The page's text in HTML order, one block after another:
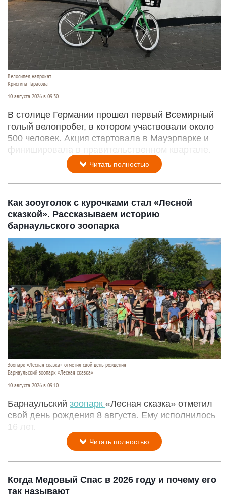
Велосипед напрокат.
Кристина Тарасова
10 августа 2026 в 09:30
В столице Германии прошел первый Всемирный
голый велопробег, в котором участвовали около
500 человек. Акция стартовала в Мауэрпарке и
финишировала в правительственном квартале.
Читать полностью
Как зооуголок с курочками стал «Лесной
сказкой». Рассказываем историю
барнаульского зоопарка
Зоопарк «Лесная сказка» отметил свой день рождения
Барнаульский зоопарк «Лесная сказка»
10 августа 2026 в 09:10
Барнаульский зоопарк «Лесная сказка» отметил
свой день рождения 8 августа. Ему исполнилось
16 лет.
Читать полностью
Когда Медовый Спас в 2026 году и почему его
так называют